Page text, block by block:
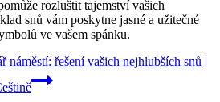
rozluštit tajemství vašich
snů vám poskytne jasné a užitečné
ve vašem spánku.
náměstí: řešení vašich nejhlubších snů |